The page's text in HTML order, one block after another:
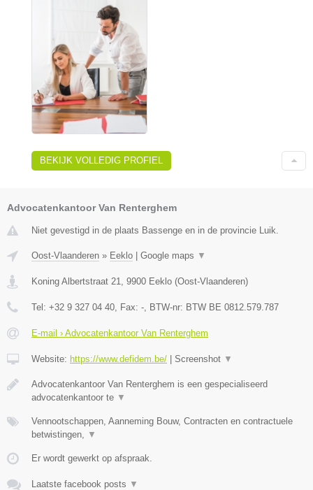
BEKIJK VOLLEDIG PROFIEL
Advocatenkantoor Van Renterghem
Niet gevestigd in de plaats Bassenge en in de provincie Luik.
Oost-Vlaanderen » Eeklo Google maps ▼
Koning Albertstraat 21 9900 Eeklo (Oost-Vlaanderen)
Tel: +32 9 327 04 40 , Fax: - , BTW-nr: BTW BE 0812.579.787
E-mail › Advocatenkantoor Van Renterghem
Website: https://www.defidem.be/ Screenshot ▼
Advocatenkantoor Van Renterghem is een gespecialiseerd
advocatenkantoor te ▼
Vennootschappen, Aanneming Bouw, Contracten en contractuele
betwistingen,
▼
Er wordt gewerkt op afspraak.
Laatste facebook posts ▼